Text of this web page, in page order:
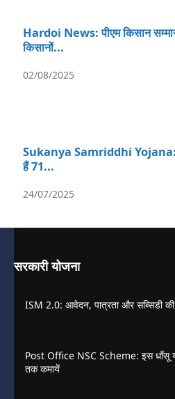
Hardoi News: पीएम किसान सम्मान
किसानों...
02/08/2025
Sukanya Samriddhi Yojana:
हैं 71...
24/07/2025
सरकारी योजना
ISM 2.0: आवेदन, पात्रता और सब्सिडी की
Post Office NSC Scheme: इस धाँसू
तक कमायें